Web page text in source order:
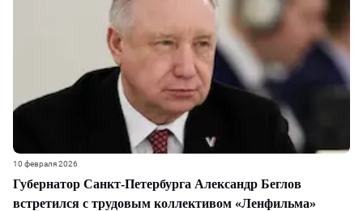
Губернатор Санкт-Петербурга Александр Беглов
встретился с трудовым коллективом «Ленфильма»
10 февраля 2026